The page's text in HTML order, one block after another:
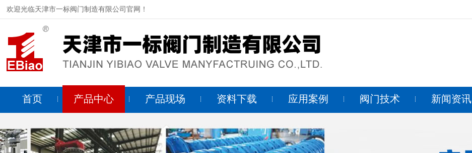
欢迎光临天津市一标阀门制造有限公司官网！
首页 产品中心 产品现场 资料下载 应用案例 阀门技术 新闻资讯